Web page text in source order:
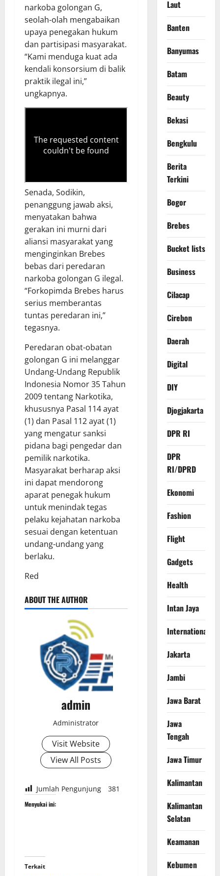
narkoba golongan G,
seolah-olah mengabaikan
upaya penegakan hukum
dan partisipasi masyarakat.
“Kami menduga kuat ada
kendali konsorsium di balik
praktik ilegal ini,”
ungkapnya.
Senada, Sodikin,
penanggung jawab aksi,
menyatakan bahwa
gerakan ini murni dari
aliansi masyarakat yang
menginginkan Brebes
bebas dari peredaran
narkoba golongan G ilegal.
“Forkopimda Brebes harus
serius memberantas
tuntas peredaran ini,”
tegasnya.
Peredaran obat-obatan
golongan G ini melanggar
Undang-Undang Republik
Indonesia Nomor 35 Tahun
2009 tentang Narkotika,
khususnya Pasal 114 ayat
(1) dan Pasal 112 ayat (1)
yang mengatur sanksi
pidana bagi pengedar dan
pemilik narkotika.
Masyarakat berharap aksi
ini dapat mendorong
aparat penegak hukum
untuk menindak tegas
pelaku kejahatan narkoba
sesuai dengan ketentuan
undang-undang yang
berlaku.
Red
ABOUT THE AUTHOR
admin
Administrator
Visit Website
View All Posts
Jumlah Pengunjung 381
Menyukai ini:
Terkait
Laut
Banten
Banyumas
Batam
Beauty
Bekasi
Bengkulu
Berita
Terkini
Bogor
Brebes
Bucket lists
Business
Cilacap
Cirebon
Daerah
Digital
DIY
Djogjakarta
DPR RI
DPR
RI/DPRD
Ekonomi
Fashion
Flight
Gadgets
Health
Intan Jaya
International
Jakarta
Jambi
Jawa Barat
Jawa
Tengah
Jawa Timur
Kalimantan
Kalimantan
Selatan
Keamanan
Kebumen